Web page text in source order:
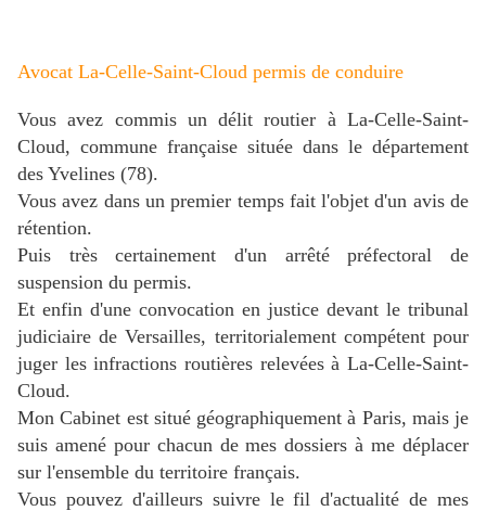
Avocat La-Celle-Saint-Cloud permis de conduire
Vous avez commis un délit routier à La-Celle-Saint-
Cloud, commune française située dans le département
des Yvelines (78).
Vous avez dans un premier temps fait l'objet d'un avis de
rétention.
Puis très certainement d'un arrêté préfectoral de
suspension du permis.
Et enfin d'une convocation en justice devant le tribunal
judiciaire de Versailles, territorialement compétent pour
juger les infractions routières relevées à La-Celle-Saint-
Cloud.
Mon Cabinet est situé géographiquement à Paris, mais je
suis amené pour chacun de mes dossiers à me déplacer
sur l'ensemble du territoire français.
Vous pouvez d'ailleurs suivre le fil d'actualité de mes